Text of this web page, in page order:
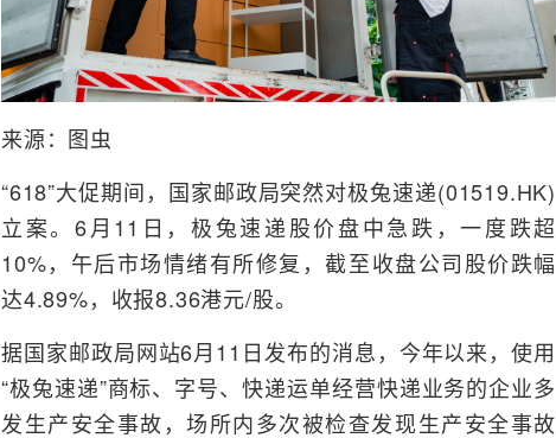
来源：图虫
“618”大促期间，国家邮政局突然对极兔速递(01519.HK)
立案。6月11日，极兔速递股价盘中急跌，一度跌超
10%，午后市场情绪有所修复，截至收盘公司股价跌幅
达4.89%，收报8.36港元/股。
据国家邮政局网站6月11日发布的消息，今年以来，使用
“极兔速递”商标、字号、快递运单经营快递业务的企业多
发生产安全事故，场所内多次被检查发现生产安全事故